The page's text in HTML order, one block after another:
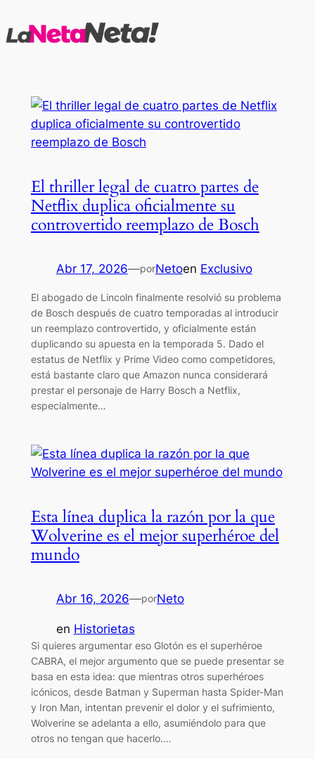
al
El thriller legal de cuatro partes de
Netflix duplica oficialmente su
controvertido reemplazo de Bosch
Abr 17, 2026—porNetoen Exclusivo
El abogado de Lincoln finalmente resolvió su problema
de Bosch después de cuatro temporadas al introducir
un reemplazo controvertido, y oficialmente están
duplicando su apuesta en la temporada 5. Dado el
estatus de Netflix y Prime Video como competidores,
está bastante claro que Amazon nunca considerará
prestar el personaje de Harry Bosch a Netflix,
especialmente…
Esta línea duplica la razón por la que
Wolverine es el mejor superhéroe del
mundo
Abr 16, 2026—porNeto
en Historietas
Si quieres argumentar eso Glotón es el superhéroe
CABRA, el mejor argumento que se puede presentar se
basa en esta idea: que mientras otros superhéroes
icónicos, desde Batman y Superman hasta Spider-Man
y Iron Man, intentan prevenir el dolor y el sufrimiento,
Wolverine se adelanta a ello, asumiéndolo para que
otros no tengan que hacerlo.…